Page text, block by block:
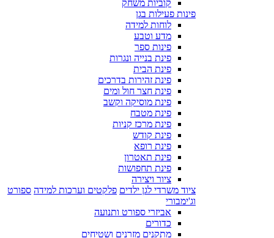
קוביות משחק
פינות פעילות בגן
לוחות למידה
מדע וטבע
פינות ספר
פינת בנייה ונגרות
פינת הבית
פינת זהירות בדרכים
פינת חצר חול ומים
פינת מוסיקה וקשב
פינת מטבח
פינת מרכז קניות
פינת קודש
פינת רופא
פינת תאטרון
פינת תחפושות
ציור ויצירה
ציוד משרדי לגן ילדים פלקטים וערכות למידה ספורט
וג'ימבורי
אביזרי ספורט ותנועה
כדורים
מתקנים מזרנים ושטיחים